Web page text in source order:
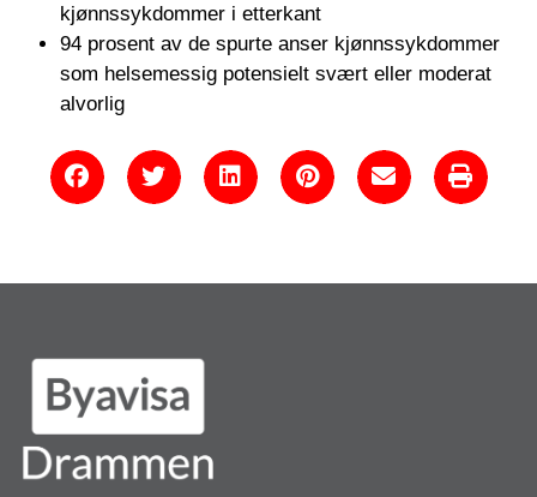
kjønnssykdommer i etterkant
94 prosent av de spurte anser kjønnssykdommer
som helsemessig potensielt svært eller moderat
alvorlig